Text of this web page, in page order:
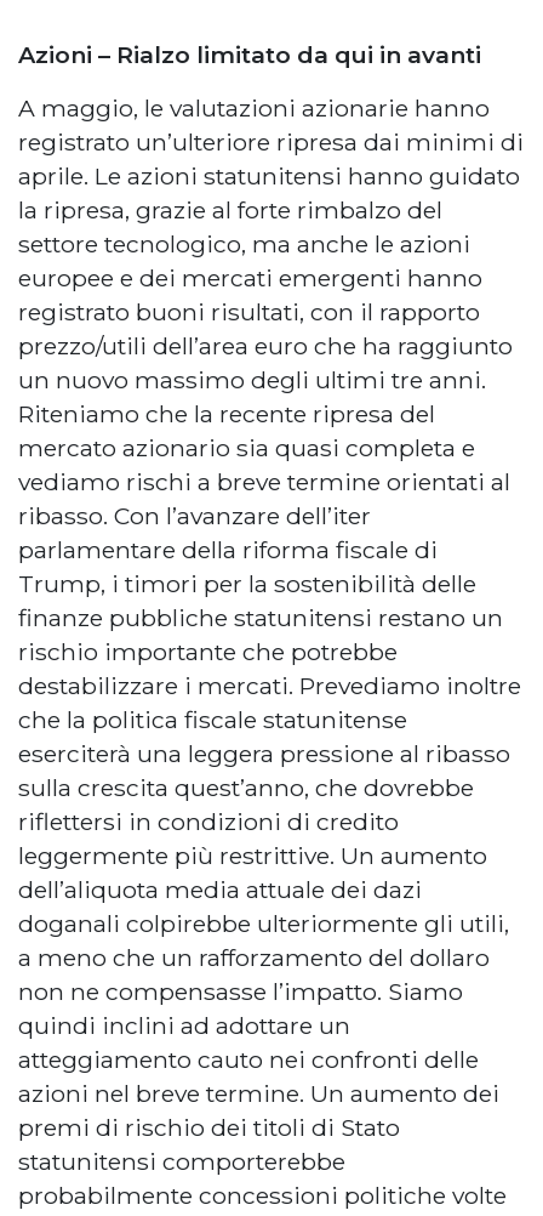
Azioni – Rialzo limitato da qui in avanti
A maggio, le valutazioni azionarie hanno
registrato un’ulteriore ripresa dai minimi di
aprile. Le azioni statunitensi hanno guidato
la ripresa, grazie al forte rimbalzo del
settore tecnologico, ma anche le azioni
europee e dei mercati emergenti hanno
registrato buoni risultati, con il rapporto
prezzo/utili dell’area euro che ha raggiunto
un nuovo massimo degli ultimi tre anni.
Riteniamo che la recente ripresa del
mercato azionario sia quasi completa e
vediamo rischi a breve termine orientati al
ribasso. Con l’avanzare dell’iter
parlamentare della riforma fiscale di
Trump, i timori per la sostenibilità delle
finanze pubbliche statunitensi restano un
rischio importante che potrebbe
destabilizzare i mercati. Prevediamo inoltre
che la politica fiscale statunitense
eserciterà una leggera pressione al ribasso
sulla crescita quest’anno, che dovrebbe
riflettersi in condizioni di credito
leggermente più restrittive. Un aumento
dell’aliquota media attuale dei dazi
doganali colpirebbe ulteriormente gli utili,
a meno che un rafforzamento del dollaro
non ne compensasse l’impatto. Siamo
quindi inclini ad adottare un
atteggiamento cauto nei confronti delle
azioni nel breve termine. Un aumento dei
premi di rischio dei titoli di Stato
statunitensi comporterebbe
probabilmente concessioni politiche volte